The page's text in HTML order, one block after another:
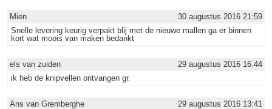
Mien
30 augustus 2016 21:59
Snelle levering keurig verpakt blij met de nieuwe mallen ga er binnen
kort wat moois van maken bedankt
els van zuiden
29 augustus 2016 16:44
ik heb de knipvellen ontvangen gr.
Ans van Gremberghe
29 augustus 2016 13:41